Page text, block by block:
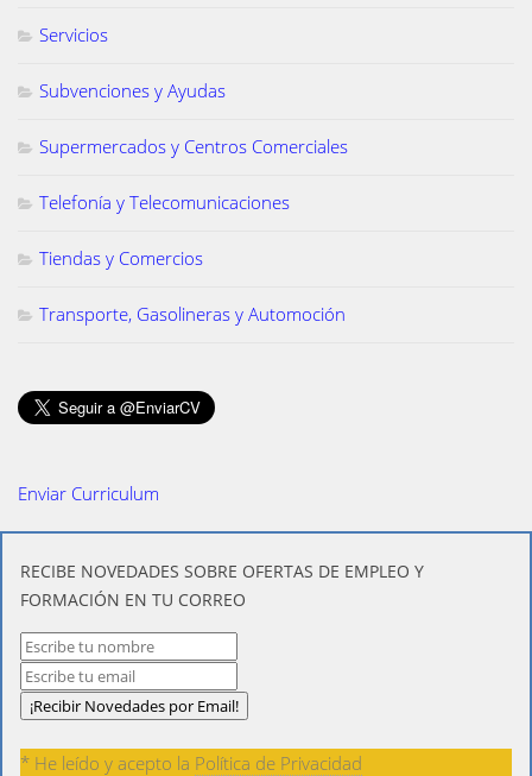
Servicios
Subvenciones y Ayudas
Supermercados y Centros Comerciales
Telefonía y Telecomunicaciones
Tiendas y Comercios
Transporte, Gasolineras y Automoción
Enviar Curriculum
​RECIBE NOVEDADES SOBRE OFERTAS DE EMPLEO Y
FORMACIÓN EN TU CORREO
* He leído y acepto la Política de Privacidad